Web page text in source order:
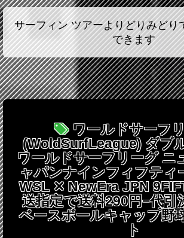
サーフィン ツアーよりどりみどり
できます
ワールドサーフ
(WoldSurfLeague) ダブ
ワールドサーフリーグ ニ
ャパンナインフィフティ
WSL ✕ NewEra JPN
送指定で送料290円−代
ベースボールキャップ野
ト